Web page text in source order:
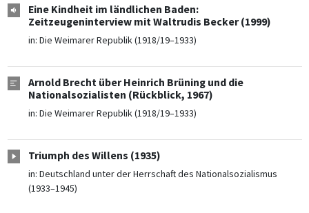
Eine Kindheit im ländlichen Baden:
Zeitzeugeninterview mit Waltrudis Becker (1999)
in: Die Weimarer Republik (1918/19–1933)
Arnold Brecht über Heinrich Brüning und die
Nationalsozialisten (Rückblick, 1967)
in: Die Weimarer Republik (1918/19–1933)
Triumph des Willens (1935)
in: Deutschland unter der Herrschaft des Nationalsozialismus
(1933–1945)